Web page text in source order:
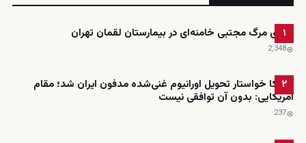
۱
ادعای مرگ مجتبی خامنه‌ای در بیمارستان لقمان تهران
2٬348
۲
آمریکا خواستار تحویل اورانیوم غنی‌شده مدفون ایران شد؛ مقام
آمریکایی: بدون آن توافقی نیست
237